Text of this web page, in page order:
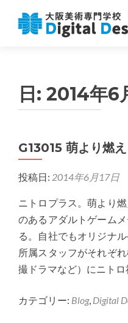
日: 2014年6
G13015 萌より燃え
投稿日: 2014年6月17日
ニトロプラス。萌より
のあるアダルトゲーム
る。自社でもオリジナ
所属スタッフがそれぞ
撮ドラマなど）にニトロ
カテゴリー: Blog, Digital